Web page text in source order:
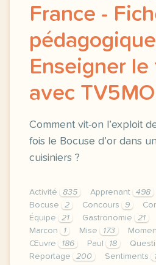
France -
Enseigner le
avec
Comment vit-on l’exploit
fois le Bocuse d’or dans
cuisiniers ?
Activité 835 Apprenant 498
Bocuse
2 Concours 9
Équipe
21 Gastronomie 21
Marcon
1 Mise 173
Œuvre
186 Paul 18
Reportage
200 Sentiments